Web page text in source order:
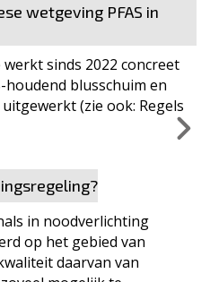
wetgeving PFAS in
sinds 2022 concreet
houdend blusschuim en
(zie ook: Regels
in noodverlichting
op het gebied van
daarvan van